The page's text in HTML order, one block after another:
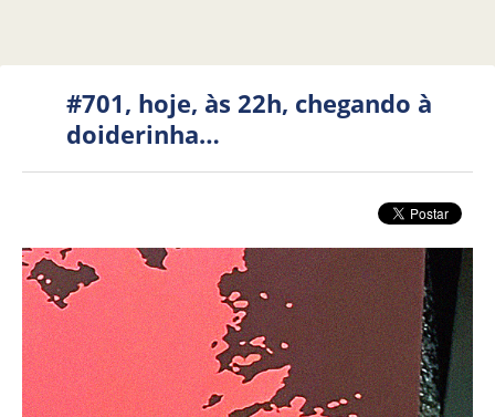
#701, hoje, às 22h, chegando à
doiderinha…